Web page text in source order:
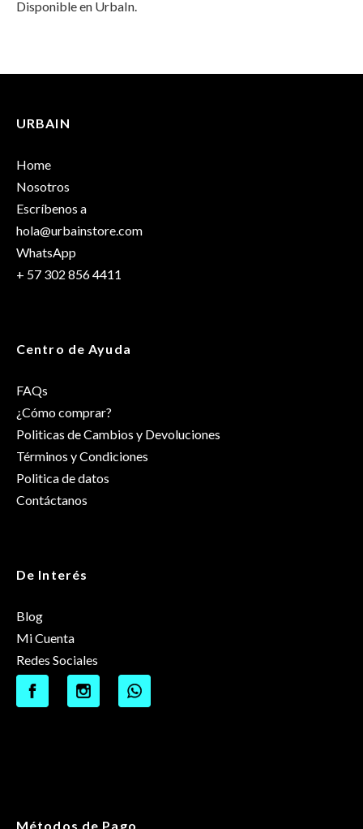
on Niño" on
Disponible en UrbaIn.
Dimensiones
Solo los usuarios registrados que hayan comprado este
URBAIN
Home
Nosotros
Escríbenos a
hola@urbainstore.com
WhatsApp
+ 57 302 856 4411
Centro de Ayuda
FAQs
¿Cómo comprar?
Politicas de Cambios y Devoluciones
Términos y Condiciones
Politica de datos
Contáctanos
De Interés
Blog
Mi Cuenta
Redes Sociales
Métodos de Pago